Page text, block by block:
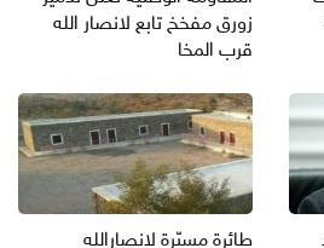
زورق مفخخ تابع لانصار الله
قرب المخا
طائرة مسيّرة لانصارالله